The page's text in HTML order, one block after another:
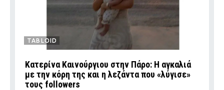
TABLOID
Κατερίνα Καινούργιου στην Πάρο: Η αγκαλιά
με την κόρη της και η λεζάντα που «λύγισε»
τους followers